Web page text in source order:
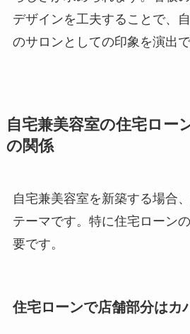
デザインを工夫することで、
のサロンとしての印象を演出で
自宅兼美容室の住宅ロー
の関係
自宅兼美容室を新築する場合
テーマです。特に住宅ローン
要です。
住宅ローンで店舗部分はカ